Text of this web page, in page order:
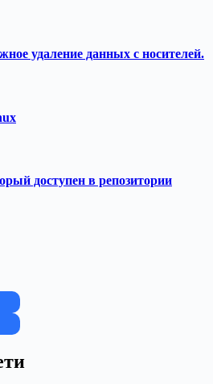
удаление данных с носителей.
доступен в репозитории